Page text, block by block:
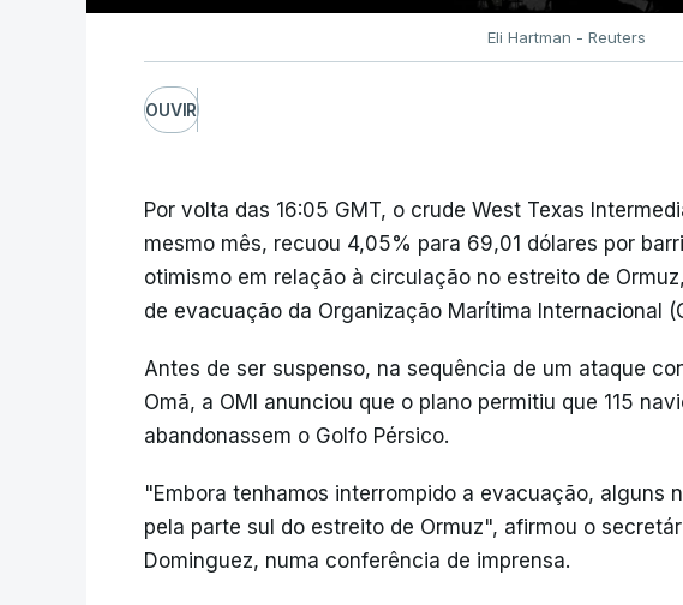
Eli Hartman - Reuters
OUVIR
Por volta das 16:05 GMT, o crude West Texas
mesmo mês, recuou 4,05% para 69,01 dólares por
otimismo em relação à circulação no estreito de
de evacuação da Organização Marítima Internacional
Antes de ser suspenso, na sequência de um ataque
Omã, a OMI anunciou que o plano permitiu que 115
abandonassem o Golfo Pérsico.
"Embora tenhamos interrompido a evacuação, alguns
pela parte sul do estreito de Ormuz", afirmou o
Dominguez, numa conferência de imprensa.